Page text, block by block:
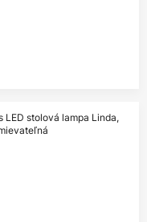
LED stolová lampa Linda,